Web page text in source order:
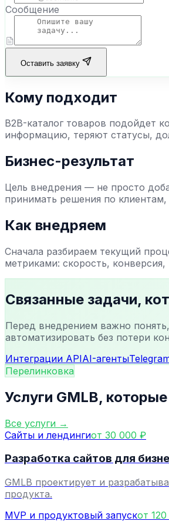
Сообщение
Оставить заявку
Кому подходит
B2B-каталог товаров подойдет
информацию, теряют статусы,
Бизнес-результат
Цель внедрения — не просто
принимать решения по
Как внедряем
Сначала разбираем текущий
метриками: скорость,
Связанные задачи,
Перед внедрением важно
автоматизировать без потери
Интеграции APIAI-агенты
Перелинковка
Услуги GMLB,
Все услуги →
Сайты и лендингиот 30 000 ₽
Разработка сайтов для
GMLB проектирует и
продукта.
MVP и продуктовый запускот